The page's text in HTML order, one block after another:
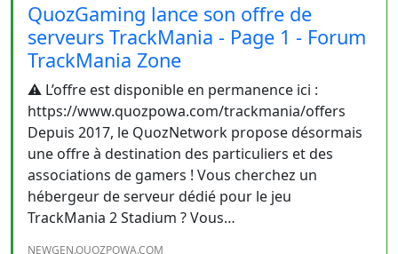
QuozGaming lance son offre de
serveurs TrackMania - Page 1 - Forum
TrackMania Zone
⚠️ L’offre est disponible en permanence ici :
https://www.quozpowa.com/trackmania/offers
Depuis 2017, le QuozNetwork propose désormais
une offre à destination des particuliers et des
associations de gamers ! Vous cherchez un
hébergeur de serveur dédié pour le jeu
TrackMania 2 Stadium ? Vous…
NEWGEN.QUOZPOWA.COM